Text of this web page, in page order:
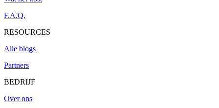
F.A.Q.
RESOURCES
Alle blogs
Partners
BEDRIJF
Over ons